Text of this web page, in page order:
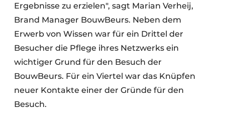
Ergebnisse zu erzielen", sagt Marian Verheij,
Brand Manager BouwBeurs. Neben dem
Erwerb von Wissen war für ein Drittel der
Besucher die Pflege ihres Netzwerks ein
wichtiger Grund für den Besuch der
BouwBeurs. Für ein Viertel war das Knüpfen
neuer Kontakte einer der Gründe für den
Besuch.